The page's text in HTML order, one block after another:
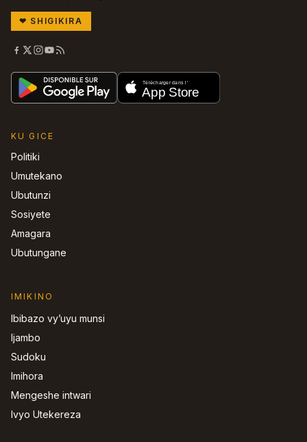
❤ SHIGIKIRA
KU GICE
Politiki
Umutekano
Ubutunzi
Sosiyete
Amagara
Ubutungane
IMIKINO
Ibibazo vy’uyu munsi
Ijambo
Sudoku
Imihora
Mengeshe intwari
Ivyo Utekereza